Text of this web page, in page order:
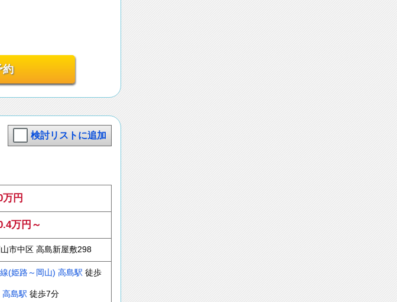
約
検討リストに追加
万円
万円～
市中区 高島新屋敷298
(姫路～岡山) 高島駅 徒歩
高島駅 徒歩7分